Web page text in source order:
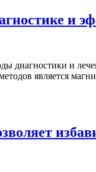
и
диагностики и
является